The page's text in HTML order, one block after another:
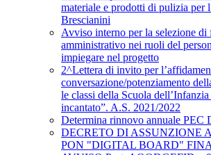
materiale e prodotti di pulizia per
Brescianini
Avviso interno per la selezione
amministrativo nei ruoli del
impiegare nel progetto
2^Lettera di invito per
conversazione/potenziamento
le classi della Scuola
incantato”. A.S. 2021/2022
Determina rinnovo annuale PEC
DECRETO DI ASSUNZIONE
PON "DIGITAL BOARD"